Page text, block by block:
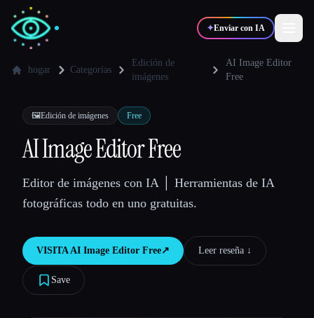
✦Enviar con IA
💻 Desarrolladores 📈
🎓Estudiantes 🎬Creadores
Blog
hogar Categorías
Edición de
imágenes
AI Image Editor
Free
🖼️Edición de imágenes Free
AI Image Editor Free
Editor de imágenes con IA │ Herramientas de IA
fotográficas todo en uno gratuitas.
VISITAAI Image Editor Free↗︎ Leer reseña ↓︎
Save